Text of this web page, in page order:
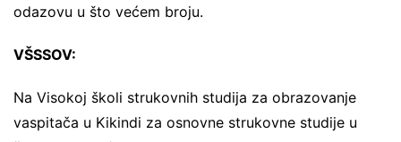
odazovu u što većem broju.
VŠSSOV:
Na Visokoj školi strukovnih studija za obrazovanje
vaspitača u Kikindi za osnovne strukovne studije u